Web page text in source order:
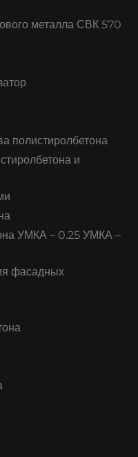
металла СВК 570
полистиролбетона
и
УМКА – 0.25 УМКА –
фасадных